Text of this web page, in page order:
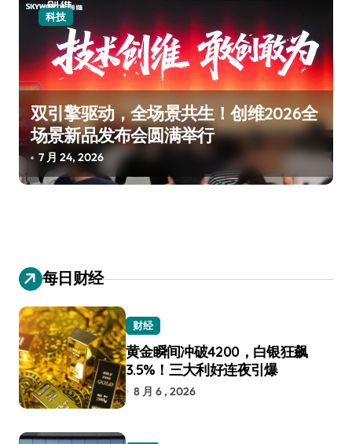
科技
双引擎驱动，全场景共生！创维2026全
场景新品发布会圆满举行
7 月 24, 2026
每日财经
财经
黄金瞬间冲破4200，白银狂飙
3.5%！三大利好连夜引爆
8 月 6 , 2026